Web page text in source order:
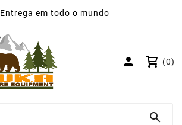
Entrega em todo o mundo
 (0)
